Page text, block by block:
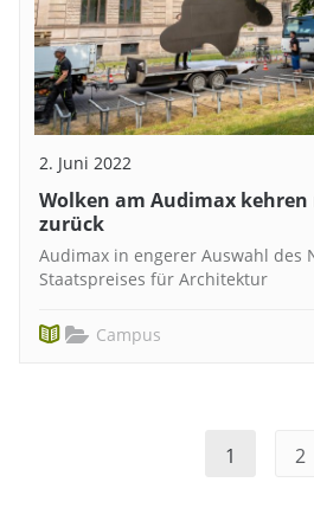
2. Juni 2022
Wolken am Audimax
zurück
Audimax in engerer Auswahl des
Staatspreises für Architektur
Campus
1 2